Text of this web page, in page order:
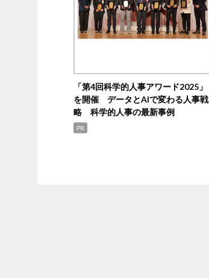
「第4回科学的人事アワード2025」
を開催 データとAIで変わる人事戦
略 科学的人事の最新事例
PR